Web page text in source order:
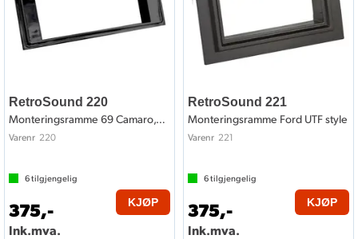
RetroSound 220
Monteringsramme 69 Camaro,70-72 Chevelle
Varenr 220
6tilgjengelig
375,-
Ink.mva.
KJØP
RetroSound 221
Monteringsramme Ford UTF style
Varenr 221
6tilgjengelig
375,-
Ink.mva.
KJØP